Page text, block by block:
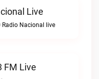
Live
Radio Nacional live
FM Live